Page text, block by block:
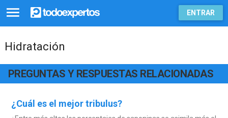
ENTRAR
Hidratación
PREGUNTAS Y RESPUESTAS RELACIONADAS
¿Cuál es el mejor tribulus?